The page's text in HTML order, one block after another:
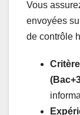
Vous
envoyées
de contrôle